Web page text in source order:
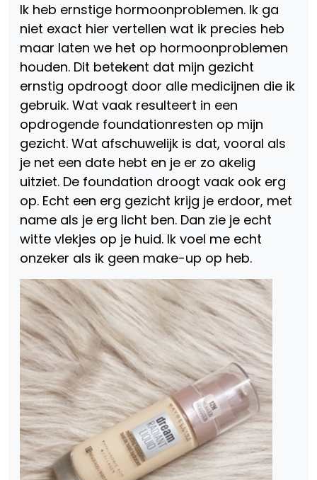
Ik heb ernstige hormoonproblemen. Ik ga
niet exact hier vertellen wat ik precies heb
maar laten we het op hormoonproblemen
houden. Dit betekent dat mijn gezicht
ernstig opdroogt door alle medicijnen die ik
gebruik. Wat vaak resulteert in een
opdrogende foundationresten op mijn
gezicht. Wat afschuwelijk is dat, vooral als
je net een date hebt en je er zo akelig
uitziet. De foundation droogt vaak ook erg
op. Echt een erg gezicht krijg je erdoor, met
name als je erg licht ben. Dan zie je echt
witte vlekjes op je huid. Ik voel me echt
onzeker als ik geen make-up op heb.